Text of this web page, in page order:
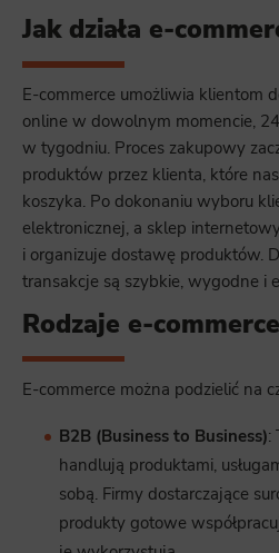
Jak działa e-
E-commerce umożliwia klientom
online w dowolnym momencie,
w tygodniu. Proces zakupowy
produktów przez klienta, które
koszyka. Po dokonaniu wyboru
elektronicznej, a sklep
i organizuje dostawę produktów.
transakcje są szybkie, wygodne i
Rodzaje e-commerce
E-commerce można podzielić na
B2B (Business to Business):
handlują produktami,
sobą. Firmy dostarczające
produkty gotowe